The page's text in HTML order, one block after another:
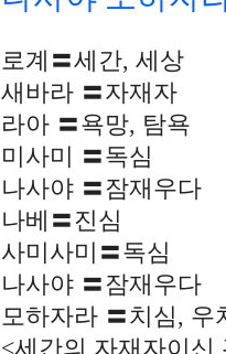
로계〓세간, 세상
새바라 〓자재자
라아 〓욕망, 탐욕
미사미 〓독심
나사야 〓잠재우다
나베〓진심
사미사미〓독심
나사야 〓잠재우다
모하자라 〓치심, 우
<세간의 자재자이신